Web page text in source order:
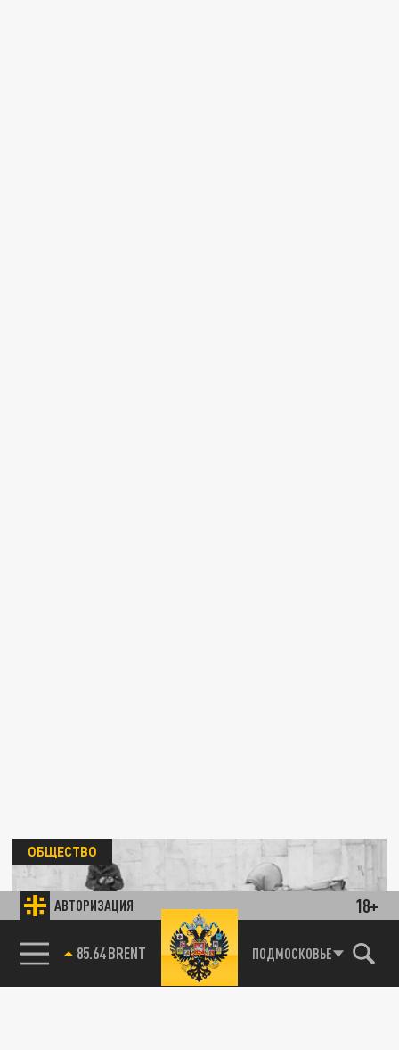
АВТОРИЗАЦИЯ 18+
85.64 BRENT ПОДМОСКОВЬЕ
Генпрокуратуру попросили проверить все
ОБЩЕСТВО